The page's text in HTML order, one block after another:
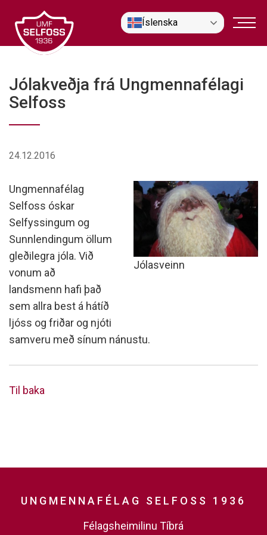
efni
Íslenska
Jólakveðja frá Ungmennafélagi
Selfoss
24.12.2016
Jólasveinn
Ungmennafélag
Selfoss óskar
Selfyssingum og
Sunnlendingum öllum
gleðilegra jóla. Við
vonum að
landsmenn hafi það
sem allra best á hátíð
ljóss og friðar og njóti
samveru með sínum nánustu.
Til baka
UNGMENNAFÉLAG SELFOSS 1936
Félagsheimilinu Tíbrá